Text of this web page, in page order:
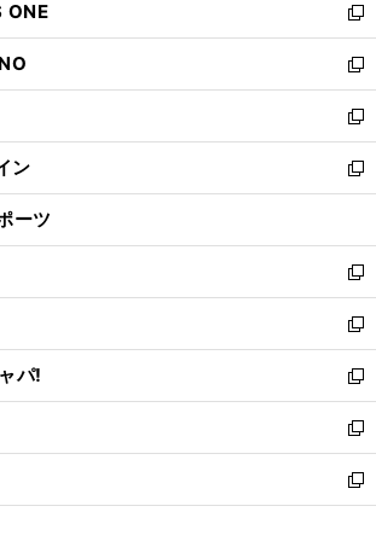
く
で
開
く
ド
ウ
で
開
く
ィ
ン
ド
ウ
で
開
く
い
ウ
ィ
ン
ド
ウ
で
開
ONE
新
し
い
ウ
ィ
ン
ド
ウ
開
く
新
し
い
ウ
ィ
ン
ウ
で
開
く
新
し
い
ウ
ン
ド
ウ
で
開
く
ン
新
し
ウ
ィ
ン
ド
ウ
で
開
く
ーツ
新
し
い
ウ
ィ
ン
ド
ウ
で
開
新
し
い
ウ
ィ
ン
ド
ウ
パ!
新
し
い
ウ
ィ
ン
新
し
い
ウ
新
し